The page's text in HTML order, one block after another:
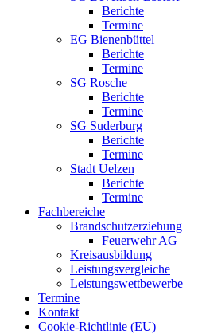
Berichte
Termine
EG Bienenbüttel
Berichte
Termine
SG Rosche
Berichte
Termine
SG Suderburg
Berichte
Termine
Stadt Uelzen
Berichte
Termine
Fachbereiche
Brandschutzerziehung
Feuerwehr AG
Kreisausbildung
Leistungsvergleiche
Leistungswettbewerbe
Termine
Kontakt
Cookie-Richtlinie (EU)